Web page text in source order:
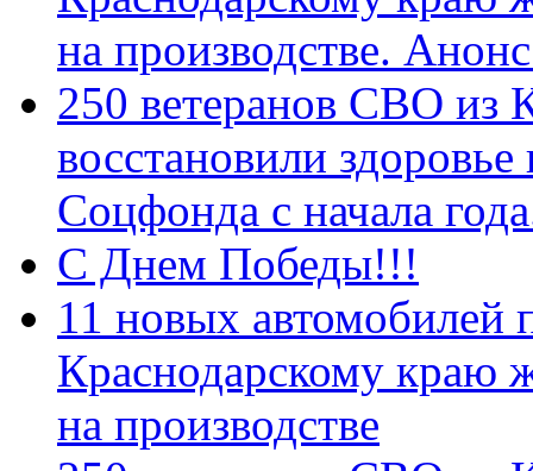
на производстве.
250 ветеранов СВО из
восстановили
Соцфонда с начала
С Днем Победы!!!
11 новых автомобилей
Краснодарскому краю
на производстве